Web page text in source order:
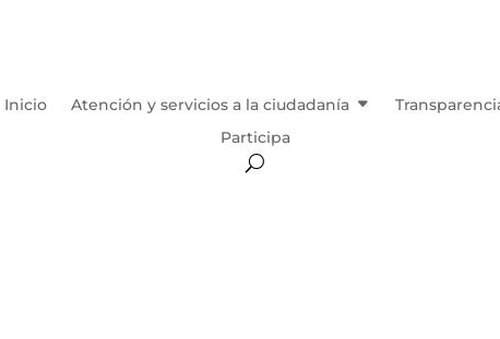
Inicio Atención y servicios a la ciudadanía
Participa